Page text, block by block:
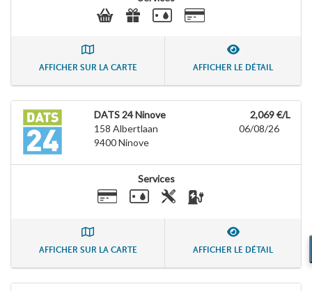
AFFICHER SUR LA CARTE AFFICHER LE DÉTAIL
DATS 24 Ninove
158 Albertlaan
9400Ninove
2,069 €/L
06/08/26
Services
AFFICHER SUR LA CARTE AFFICHER LE DÉTAIL